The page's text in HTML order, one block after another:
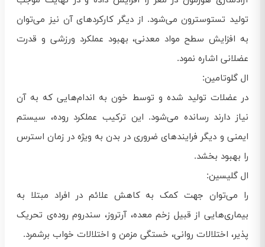
تولید تستوسترون می‌شود. از دیگر کارکردهای آن نیز می‌توان
به افزایش سطح مواد معدنی، بهبود عملکرد ورزشی و قدرت
عضلانی اشاره نمود.
ال گلوتامین:
در عضلات تولید شده و توسط خون به اندام‌هایی که به آن
نیاز دارند رسانده می‌شود. این ترکیب عملکرد روده، سیستم
ایمنی و دیگر فرایندهای ضروری در بدن به ویژه در زمان استرس
را بهبود بخشد.
ال گلیسین:
را می‌توان جهت کمک به کاهش علائم در افراد مبتلا به
بیماری‌هایی از قبیل زخم معده، آرتروز، سندروم روده‌ی تحریک
پذیر، اختلالات روانی، خستگی مزمن و اختلالات خواب برشمرد.